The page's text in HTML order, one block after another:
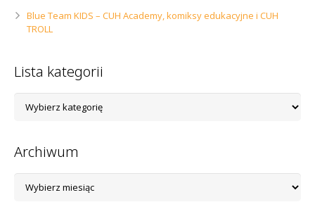
Blue Team KIDS – CUH Academy, komiksy edukacyjne i CUH
TROLL
Lista kategorii
kategorii
Archiwum